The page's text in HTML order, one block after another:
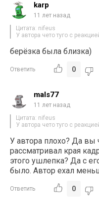
karp
11 лет назад
Цитата: nifeus
У автора чето туго с
берёзка была близка)
Ответить 0
mals77
11 лет назад
Цитата: nifeus
У автора чето туго с
У автора плохо? Да вы
рассматривал края
этого ушлепка? Да с
было. Автор ехал
Ответить 0